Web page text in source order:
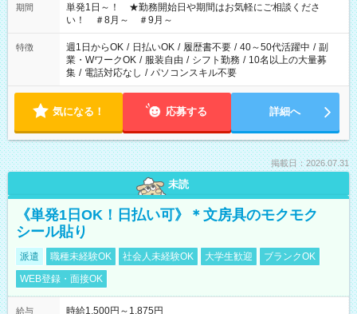
期間
単発1日～！ ★勤務開始日や期間はお気軽にご相談くださ
い！ ＃8月～ ＃9月～
特徴 週1日からOK / 日払いOK / 履歴書不要 / 40～50代活躍中 / 副
業・WワークOK / 服装自由 / シフト勤務 / 10名以上の大量募
集 / 電話対応なし / パソコンスキル不要
気になる！ 応募する 詳細へ
掲載日：2026.07.31
未読
《単発1日OK！日払い可》＊文房具のモクモク
シール貼り
派遣 職種未経験OK 社会人未経験OK 大学生歓迎
ブランクOK
WEB登録・面接OK
給与
時給1,500円～1,875円